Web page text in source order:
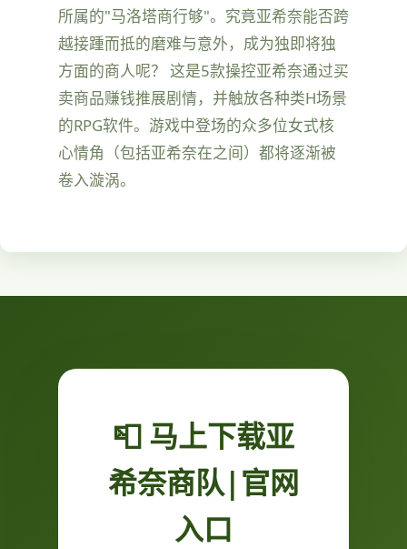
所属的"马洛塔商行够"。究竟亚希奈能否跨
越接踵而抵的磨难与意外，成为独即将独
方面的商人呢？ 这是5款操控亚希奈通过买
卖商品赚钱推展剧情，并触放各种类H场景
的RPG软件。游戏中登场的众多位女式核
心情角（包括亚希奈在之间）都将逐渐被
卷入漩涡。
📮 马上下载亚
希奈商队|官网
入口